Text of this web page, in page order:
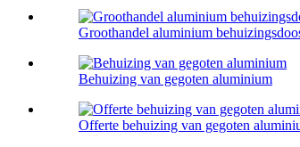
Groothandel aluminium
Behuizing van gegoten aluminium
Offerte behuizing van gegoten